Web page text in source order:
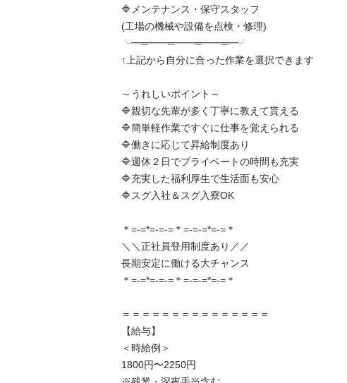
🔷メンテナンス・保守スタッフ
(工場の機械や設備を点検・修理)
╰━═━━═━━═━━═━╯
↑上記から自分に合った作業を選択できます
～うれしいポイント～
🔷親切な先輩が多く丁寧に教えて貰える
🔷簡単軽作業ですぐに仕事を覚えられる
🔷働きに応じて昇給制度あり
🔷週休２日でプライベートの時間も充実
🔷充実した福利厚生で生活面も安心
🔷スグ入社＆スグ入寮OK
＊=-=*=-=-=＊=-=-=*=-=＊
＼＼正社員登用制度あり／／
長期安定に働ける大チャンス
＊=-=*=-=-=＊=-=-=*=-=＊
＝＝＝＝＝＝＝＝＝＝＝＝＝＝＝
【給与】
＜時給例＞
1800円〜2250円